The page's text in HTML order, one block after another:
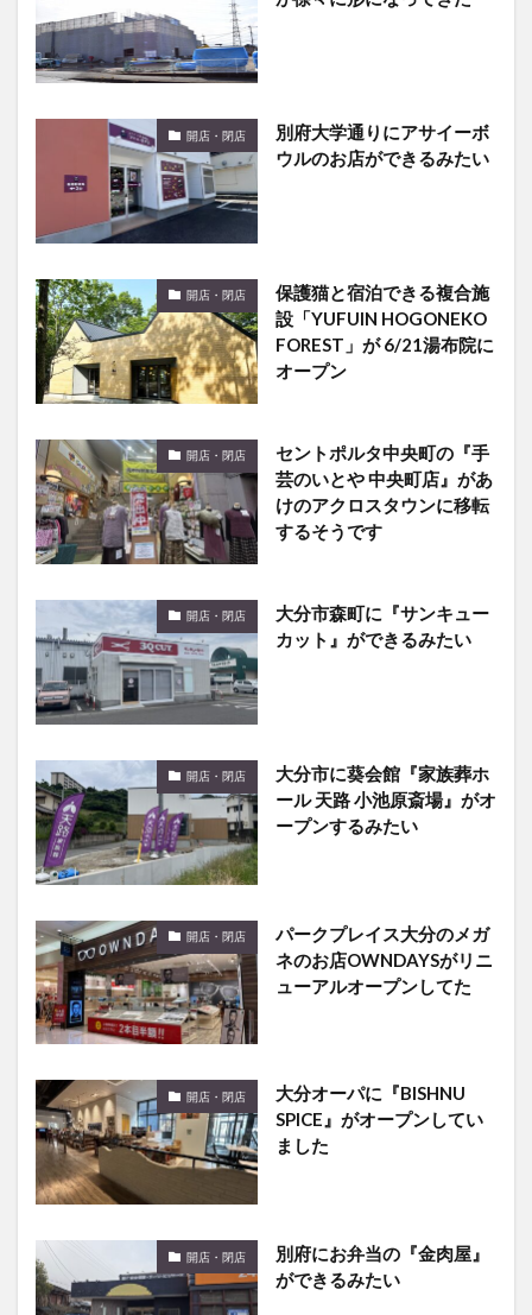
開店・閉店
別府大学通りにアサイーボ
ウルのお店ができるみたい
開店・閉店
保護猫と宿泊できる複合施
設「YUFUIN HOGONEKO
FOREST」が 6/21湯布院に
オープン
開店・閉店
セントポルタ中央町の『手
芸のいとや 中央町店』があ
けのアクロスタウンに移転
するそうです
開店・閉店
大分市森町に『サンキュー
カット』ができるみたい
開店・閉店
大分市に葵会館『家族葬ホ
ール 天路 小池原斎場』がオ
ープンするみたい
開店・閉店
パークプレイス大分のメガ
ネのお店OWNDAYSがリニ
ューアルオープンしてた
開店・閉店
大分オーパに『BISHNU
SPICE』がオープンしてい
ました
開店・閉店
別府にお弁当の『金肉屋』
ができるみたい